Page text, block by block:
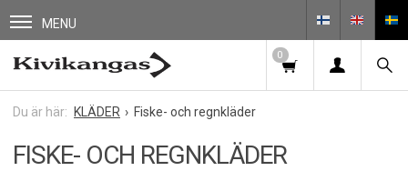
MENU
0
KLÄDER Fiske- och regnkläder
FISKE- OCH REGNKLÄDER